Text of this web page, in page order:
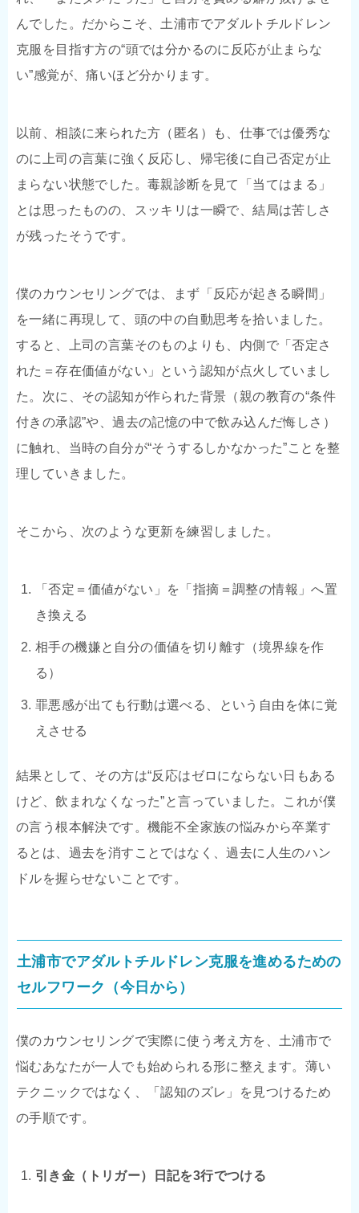
んでした。だからこそ、土浦市でアダルトチルドレン
克服を目指す方の“頭では分かるのに反応が止まらな
い”感覚が、痛いほど分かります。
以前、相談に来られた方（匿名）も、仕事では優秀な
のに上司の言葉に強く反応し、帰宅後に自己否定が止
まらない状態でした。毒親診断を見て「当てはまる」
とは思ったものの、スッキリは一瞬で、結局は苦しさ
が残ったそうです。
僕のカウンセリングでは、まず「反応が起きる瞬間」
を一緒に再現して、頭の中の自動思考を拾いました。
すると、上司の言葉そのものよりも、内側で「否定さ
れた＝存在価値がない」という認知が点火していまし
た。次に、その認知が作られた背景（親の教育の“条件
付きの承認”や、過去の記憶の中で飲み込んだ悔しさ）
に触れ、当時の自分が“そうするしかなかった”ことを整
理していきました。
そこから、次のような更新を練習しました。
「否定＝価値がない」を「指摘＝調整の情報」へ置
き換える
相手の機嫌と自分の価値を切り離す（境界線を作
る）
罪悪感が出ても行動は選べる、という自由を体に覚
えさせる
結果として、その方は“反応はゼロにならない日もある
けど、飲まれなくなった”と言っていました。これが僕
の言う根本解決です。機能不全家族の悩みから卒業す
るとは、過去を消すことではなく、過去に人生のハン
ドルを握らせないことです。
土浦市でアダルトチルドレン克服を進めるための
セルフワーク（今日から）
僕のカウンセリングで実際に使う考え方を、土浦市で
悩むあなたが一人でも始められる形に整えます。薄い
テクニックではなく、「認知のズレ」を見つけるため
の手順です。
引き金（トリガー）日記を3行でつける